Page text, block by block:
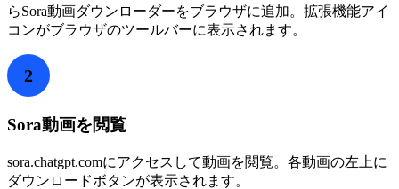
らSora動画ダウンローダーをブラウザに追加。拡張機能アイ
コンがブラウザのツールバーに表示されます。
2
Sora動画を閲覧
sora.chatgpt.comにアクセスして動画を閲覧。各動画の左上に
ダウンロードボタンが表示されます。